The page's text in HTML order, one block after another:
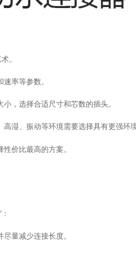
。
率等参数。
，选择合适尺寸和芯数的插头。
湿、振动等环境需要选择具有更强环
价比最高的方案。
量减少连接长度。